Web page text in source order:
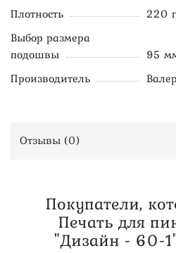
Плотность
220
Выбор размера
подошвы
95
Производитель
Отзывы (0)
Покупатели,
Печать для
"Дизайн - 60-